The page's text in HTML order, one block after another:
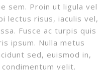
sem. Proin ut ligula vel
lectus risus, iaculis vel,
Fusce ac turpis quis
ipsum. Nulla metus
sed, euismod in,
velit.